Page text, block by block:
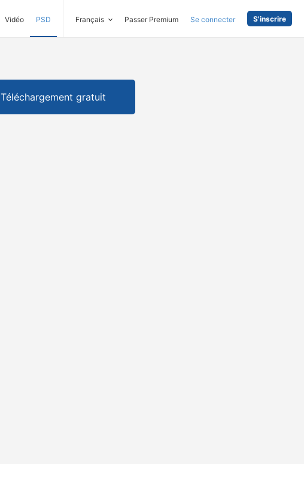
Vidéo PSD Français Passer Premium Se connecter S'inscrire
Téléchargement gratuit